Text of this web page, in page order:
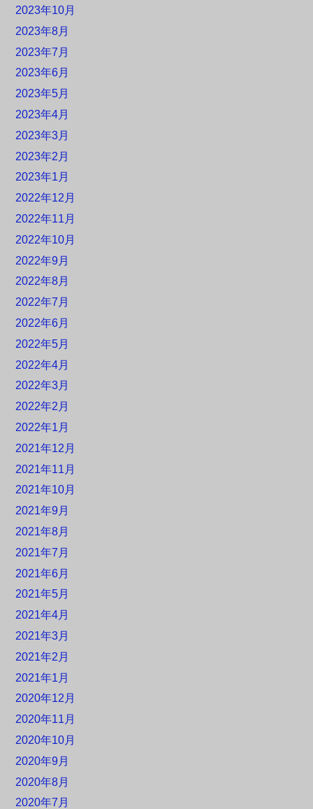
2023年10月
2023年8月
2023年7月
2023年6月
2023年5月
2023年4月
2023年3月
2023年2月
2023年1月
2022年12月
2022年11月
2022年10月
2022年9月
2022年8月
2022年7月
2022年6月
2022年5月
2022年4月
2022年3月
2022年2月
2022年1月
2021年12月
2021年11月
2021年10月
2021年9月
2021年8月
2021年7月
2021年6月
2021年5月
2021年4月
2021年3月
2021年2月
2021年1月
2020年12月
2020年11月
2020年10月
2020年9月
2020年8月
2020年7月